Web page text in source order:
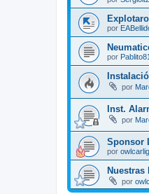
por
por Pablito81
por
Inst.
por
Sponsor
por
Nuestras
por